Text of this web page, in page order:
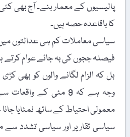
پالیسیوں کے معمار بنے۔ آج بھی
کا باقاعدہ حصہ ہیں۔
سیاسی معاملات کم ہی عدالتوں
فیصلہ ججوں کی بہ جائے عوام کرتے
بل کہ الزام لگانے والوں کو بھی
وجہ ہے کہ 9 مئی کے
معمولی احتیاط کے ساتھ نمٹایا جانا
سیاسی تقاریر اور سیاسی تشدد